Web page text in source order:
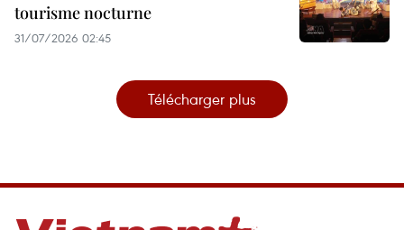
tourisme nocturne
31/07/2026 02:45
Télécharger plus